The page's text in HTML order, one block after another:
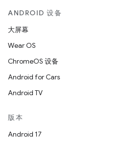
ANDROID 设备
大屏幕
Wear OS
ChromeOS 设备
Android for Cars
Android TV
版本
Android 17